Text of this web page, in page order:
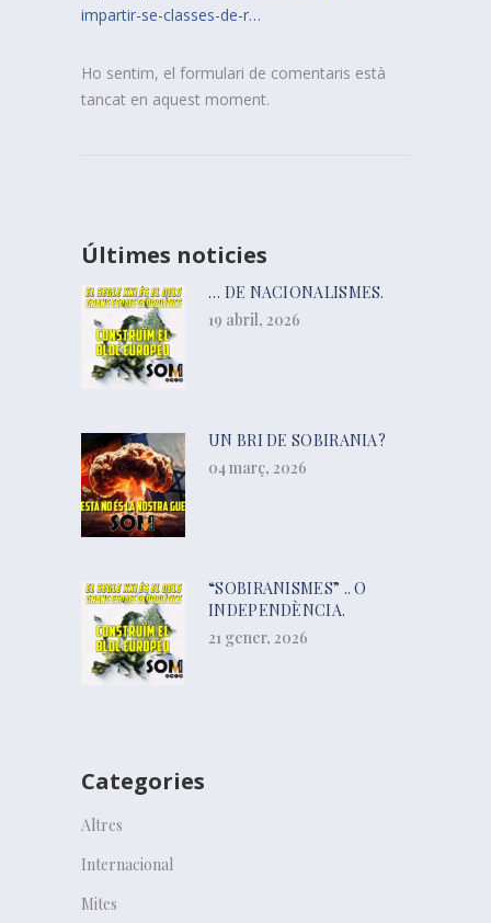
impartir-se-classes-de-r…
Ho sentim, el formulari de comentaris està
tancat en aquest moment.
Últimes noticies
… DE NACIONALISMES.
19 abril, 2026
UN BRI DE SOBIRANIA?
04 març, 2026
“SOBIRANISMES” .. O
INDEPENDÈNCIA.
21 gener, 2026
Categories
Altres
Internacional
Mites